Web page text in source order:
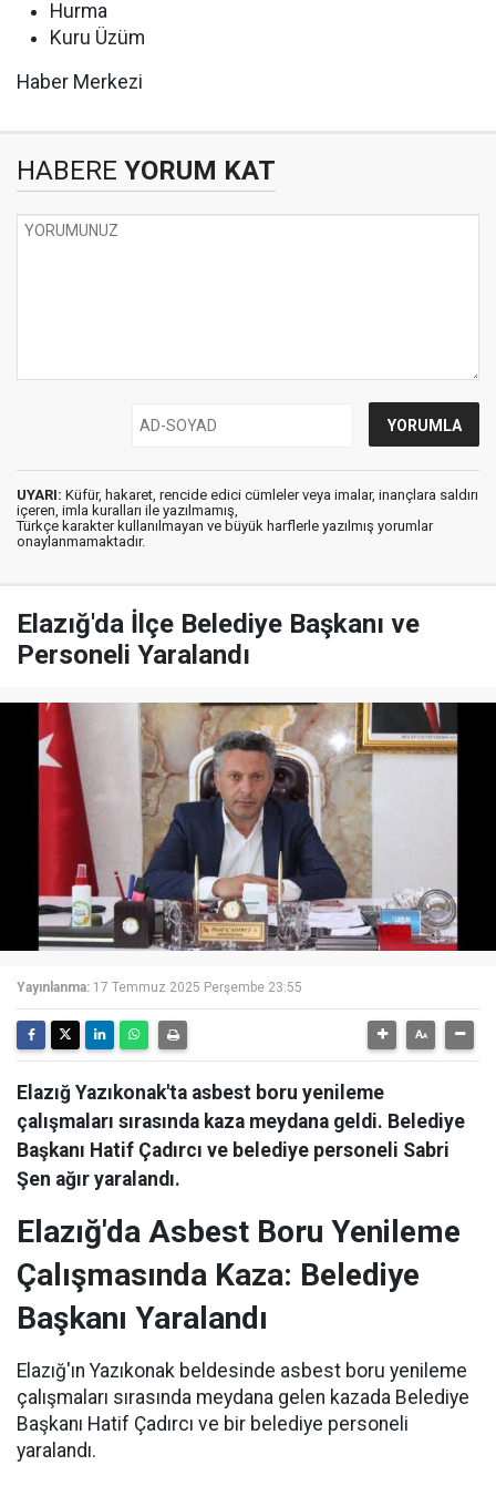
Hurma
Kuru Üzüm
Haber Merkezi
HABERE YORUM KAT
UYARI: Küfür, hakaret, rencide edici cümleler veya imalar, inançlara saldırı
içeren, imla kuralları ile yazılmamış,
Türkçe karakter kullanılmayan ve büyük harflerle yazılmış yorumlar
onaylanmamaktadır.
Elazığ'da İlçe Belediye Başkanı ve
Personeli Yaralandı
Yayınlanma: 17 Temmuz 2025 Perşembe 23:55
Elazığ Yazıkonak'ta asbest boru yenileme
çalışmaları sırasında kaza meydana geldi. Belediye
Başkanı Hatif Çadırcı ve belediye personeli Sabri
Şen ağır yaralandı.
Elazığ'da Asbest Boru Yenileme
Çalışmasında Kaza: Belediye
Başkanı Yaralandı
Elazığ'ın Yazıkonak beldesinde asbest boru yenileme
çalışmaları sırasında meydana gelen kazada Belediye
Başkanı Hatif Çadırcı ve bir belediye personeli
yaralandı.